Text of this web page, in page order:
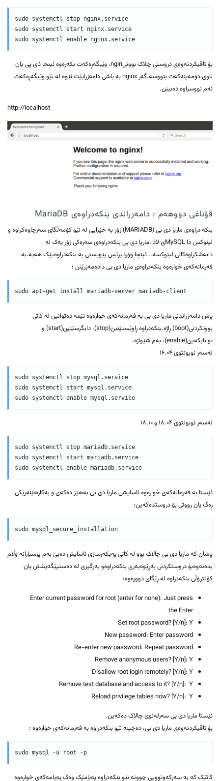
sudo systemctl stop nginx.service
sudo systemctl start nginx.service
بۆ تاقیکردنەوەی دروستی چلاک بوونیngin، وێبگەڕەکەت بکەرەوە ئینجا ئای پی یان
ناوی دۆمەینەکەت بنووسە.گەر nginx بە باشی دامەزرابێت ئێوە لە نێو وێبگەڕەکەت
ئەم نووسراوە دەبینن.
http://localhost
قۆناغی دووهەم : دامەزراندی بنکەدراوەی MariaDB
بنکە دراوەی ماریا دی بی (MARIADB) زۆر بە خێرایی لە نێو کۆمەڵگای سەرچاوەکراوە و
لینوکس دا MySQLی لادا.ماریا دی بی بنکەدراوەی سەرەکی زۆر یەک لە
دابەشکراوەکانی لینوکسە.. ئینجا وۆردپرێس پێویستی بە بنکەدراوەیێک هەیە.بە
فەرمانەکەی خوارەوە بنکەدراوەی ماریا دی بی دادەمەزرێنن ؛
پاش دامەزراندنی ماریا دی بی بە فەرمانەکەی خوارەوە ئێمە دەتوانین لە کاتی
بووتکردنی(boot) ڕاژە.بنکەدراوە ڕاوێستێنین(stop)، دابگرسێنین(start) و
توانابکەین(enable)، بەم شێوازە:
لەسەر ئوبونتوی ۱۶.۰۴
sudo systemctl stop mysql.service
sudo systemctl start mysql.service
لەسەر ئوبونتوی ۱۸.۰۴ و ۱۸.۱۰
sudo systemctl stop mariadb.service
sudo systemctl start mariadb.service
ئێستا بە فەرمانەکەی خوارەوە ئاسایشی ماریا دی بی بەهێز دەکەی و بەکارهێنەرێکی
ڕەگ یان رووتی بۆ دروستدەکەین:
پاشان کە ماریا دی بی چالاک بوو لە کاتی پەیکەرسازی ئاسایش دەبێ بەم پرسیارانە وڵام
بدەنەوەبۆ دروستکردنی بەڕێوەبەری بنکەدراوەو بەرگیری لە دەستپێگەیشتن یان
کۆنترۆڵی بنکەدراوە لە ڕێگای دوورەوە:
Enter current password for root (enter for none): Just press
the Enter
Set root password? [Y/n]: Y
New password: Enter password
Re-enter new password: Repeat password
Remove anonymous users? [Y/n]: Y
Disallow root login remotely? [Y/n]: Y
Remove test database and access to it? [Y/n]: Y
Reload privilege tables now? [Y/n]: Y
ئێستا ماریا دی بی سەرلەنوێ چالاک دەکەین.
بۆ تاقیکردنەوەی ماریا دی بی، دەچینە نێو بنکەدراوە بە فەرمانەکەی خوارەوە :
کاتێک کە بە سەرکەوتوویی چوونە نێو بنکەدراوە پەیامێک وەک پەیامەکەی خوارەوە